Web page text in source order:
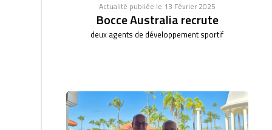
Actualité publiée le 13 Février 2025
Bocce Australia recrute
deux agents de développement sportif